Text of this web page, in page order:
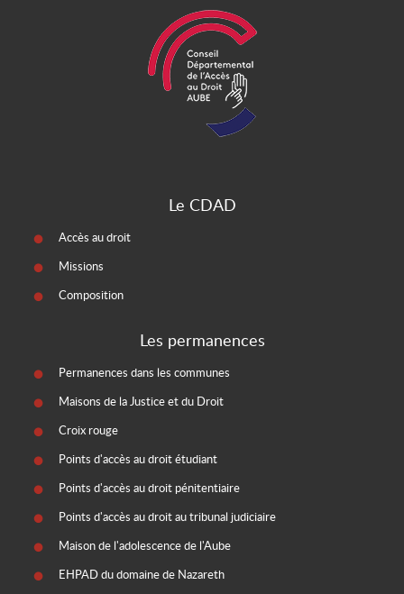
Le CDAD
Accès au droit
Missions
Composition
Les permanences
Permanences dans les communes
Maisons de la Justice et du Droit
Croix rouge
Points d'accès au droit étudiant
Points d'accès au droit pénitentiaire
Points d'accès au droit au tribunal judiciaire
Maison de l'adolescence de l'Aube
EHPAD du domaine de Nazareth